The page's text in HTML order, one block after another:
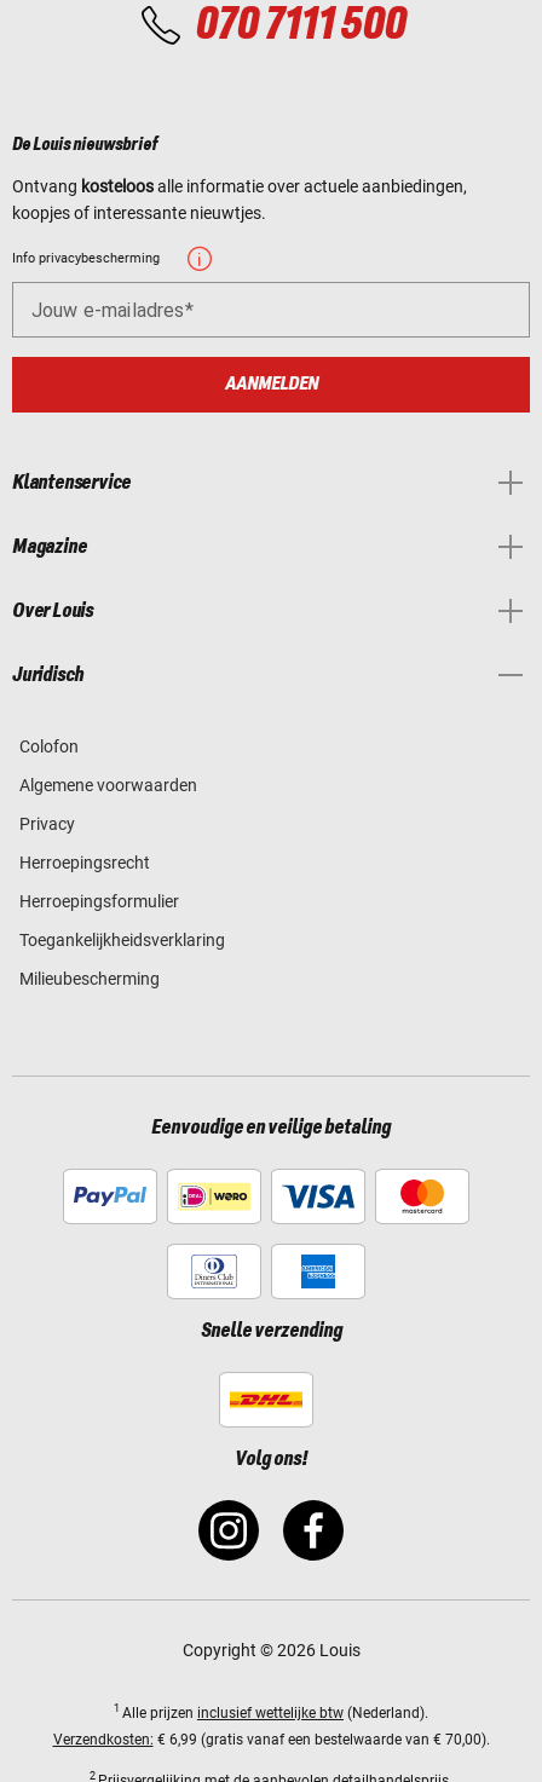
070 7111 500
De Louis nieuwsbrief
Ontvang kosteloosalle informatie over actuele aanbiedingen,
koopjes of interessante nieuwtjes.
Info privacybescherming
Jouw e-mailadres
AANMELDEN
Klantenservice
Magazine
Over Louis
Juridisch
Colofon
Algemene voorwaarden
Privacy
Herroepingsrecht
Herroepingsformulier
Toegankelijkheidsverklaring
Milieubescherming
Eenvoudige en veilige betaling
Snelle verzending
Volg ons!
Copyright © 2026 Louis
1 Alle prijzen inclusief wettelijke btw (Nederland).
Verzendkosten: € 6,99 (gratis vanaf een bestelwaarde van € 70,00).
2